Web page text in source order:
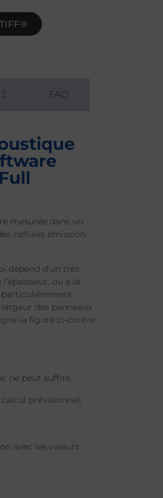
FAQ
mesurée dans un
cellules émission
dépend d’un très
ou à la
particulièrement
des panneaux
la figure ci-contre
ne peut suffire.
prévisionnel,
avec les valeurs